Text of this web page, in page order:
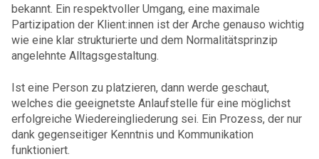
bekannt. Ein respektvoller Umgang, eine maximale
Partizipation der Klient:innen ist der Arche genauso wichtig
wie eine klar strukturierte und dem Normalitätsprinzip
angelehnte Alltagsgestaltung.
Ist eine Person zu platzieren, dann werde geschaut,
welches die geeignetste Anlaufstelle für eine möglichst
erfolgreiche Wiedereingliederung sei. Ein Prozess, der nur
dank gegenseitiger Kenntnis und Kommunikation
funktioniert.